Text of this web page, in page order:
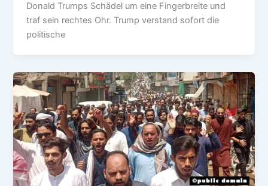
Donald Trumps Schädel um eine Fingerbreite und
traf sein rechtes Ohr. Trump verstand sofort die
politische